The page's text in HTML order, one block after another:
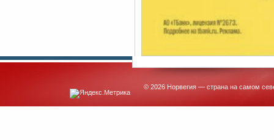
© 2026 Норвегия — страна на самом